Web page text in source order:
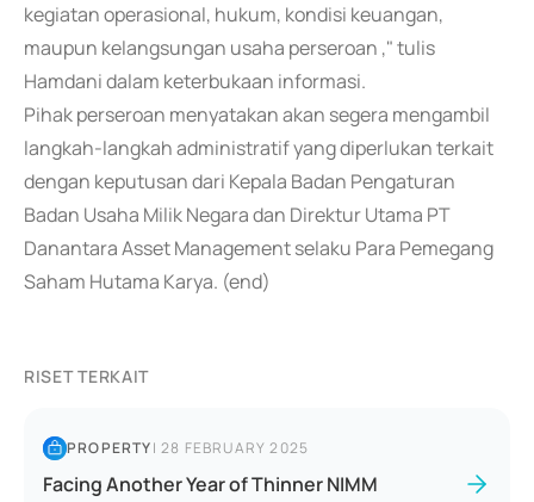
kegiatan operasional, hukum, kondisi keuangan,
maupun kelangsungan usaha perseroan ," tulis
Hamdani dalam keterbukaan informasi.
Pihak perseroan menyatakan akan segera mengambil
langkah-langkah administratif yang diperlukan terkait
dengan keputusan dari Kepala Badan Pengaturan
Badan Usaha Milik Negara dan Direktur Utama PT
Danantara Asset Management selaku Para Pemegang
Saham Hutama Karya. (end)
RISET TERKAIT
PROPERTY|28 FEBRUARY 2025
Facing Another Year of Thinner NIMM